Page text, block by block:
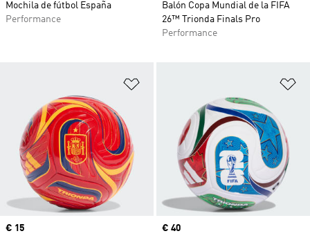
Mochila de fútbol España
Performance
Balón Copa Mundial de la FIFA
26™ Trionda Finals Pro
Performance
Precio
€ 15
Precio
€ 40